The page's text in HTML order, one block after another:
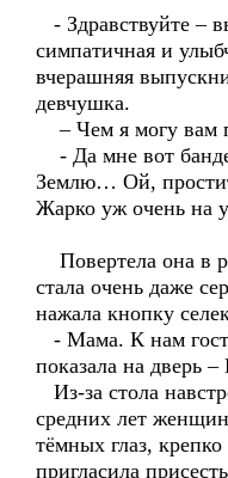
- Здравствуйте –
симпатичная и
вчерашняя
девчушка.
– Чем я могу вам
- Да мне вот
Землю… Ой,
Жарко уж очень на
Повертела она в
стала очень даже
нажала кнопку
- Мама. К нам
показала на дверь
Из-за стола
средних лет
тёмных глаз,
пригласила